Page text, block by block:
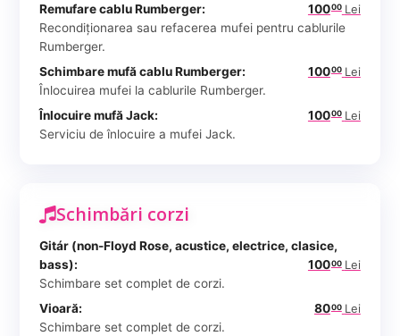
Remufare cablu Rumberger:
10000 Lei
Recondiționarea sau refacerea mufei pentru cablurile
Rumberger.
Schimbare mufă cablu Rumberger:
10000 Lei
Înlocuirea mufei la cablurile Rumberger.
Înlocuire mufă Jack:
10000 Lei
Serviciu de înlocuire a mufei Jack.
Schimbări corzi
Gitár (non-Floyd Rose, acustice, electrice, clasice,
bass):
10000 Lei
Schimbare set complet de corzi.
Vioară:
8000 Lei
Schimbare set complet de corzi.